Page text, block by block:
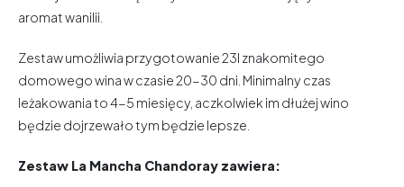
aromat wanilii.
Zestaw umożliwia przygotowanie 23l znakomitego
domowego wina w czasie 20-30 dni. Minimalny czas
leżakowania to 4-5 miesięcy, aczkolwiek im dłużej wino
będzie dojrzewało tym będzie lepsze.
Zestaw La Mancha Chandoray zawiera: